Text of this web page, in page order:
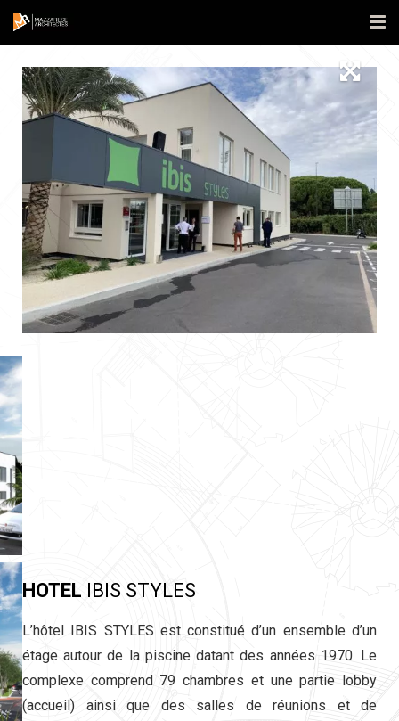
Accueil
L’agence
Actualités
Contact
Publications
HOTEL IBIS STYLES
L’hôtel IBIS STYLES est constitué d’un ensemble d’un
étage autour de la piscine datant des années 1970. Le
complexe comprend 79 chambres et une partie lobby
(accueil) ainsi que des salles de réunions et de